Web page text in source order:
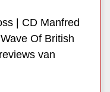
| CD Manfred
Of British
van